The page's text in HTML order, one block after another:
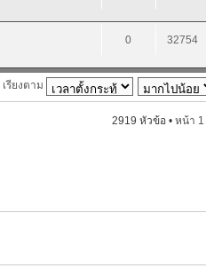
0 32754
เรียงตาม
2919 หัวข้อ • หน้า 1